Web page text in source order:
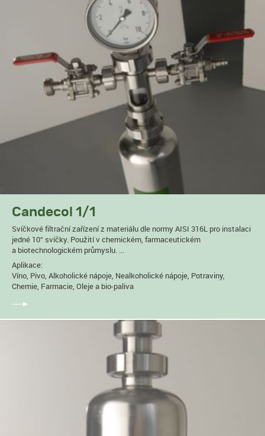
Candecol 1/1
Svíčkové filtrační zařízení z materiálu dle normy AISI 316L pro instalaci
jedné 10“ svíčky. Použití v chemickém, farmaceutickém
a biotechnologickém průmyslu. ...
Aplikace:
Víno, Pivo, Alkoholické nápoje, Nealkoholické nápoje, Potraviny,
Chemie, Farmacie, Oleje a bio-paliva